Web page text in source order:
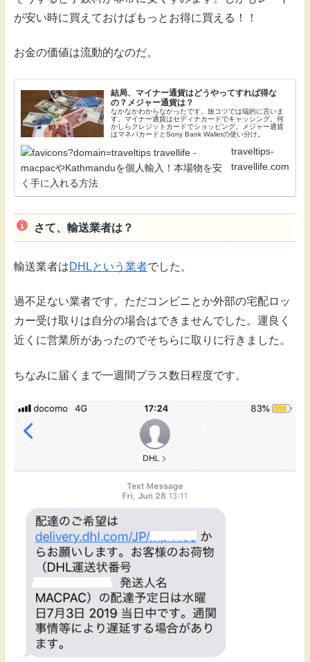
が安い時に買えておけばもっとお得に買える！！
お金の価値は流動的なのだ。
結局、マイナー通貨はどうやってすれば得な
の？メジャー通貨は？
なかなかわからなかったです。旅コツでは端的に言いま
す。マイナー通貨はセディナカードでキャッシング。何
かしらクレジットカードでショッピング。メジャー通貨
はマネパカードとSony Bank Walletの使い分け。
traveltips-
travellife.com
さて、輸送業者は？
輸送業者はDHLという業者でした。
過不足ない業者です。ただコンビニとか外部の宅配ロッ
カー受け取りは自分の場合はできませんでした。運良く
近くに営業所があったのでそちらに取りに行きました。
ちなみに届くまで一週間プラス数日程度です。